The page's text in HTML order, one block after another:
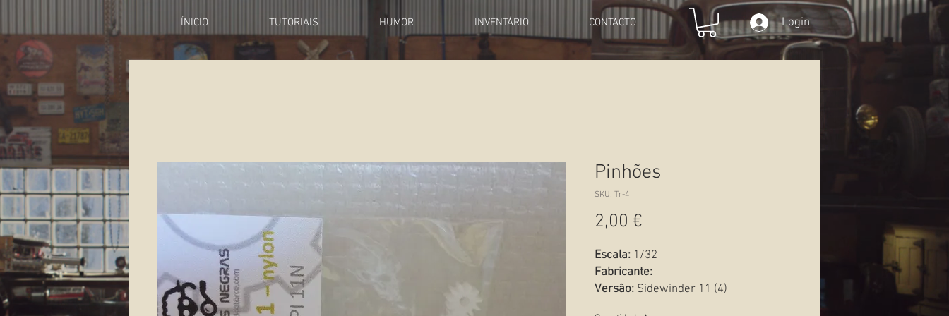
ÍNICIO TUTORIAIS HUMOR INVENTÁRIO CONTACTO Login
Pinhões
SKU: Tr-4
2,00 €
Escala: 1/32
Fabricante:
Versão: Sidewinder 11 (4)